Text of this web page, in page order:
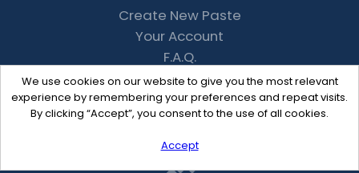
We use cookies on our website to give you the most relevant
experience by remembering your preferences and repeat visits.
By clicking “Accept”, you consent to the use of all cookies.
Accept
Create New Paste
Your Account
F.A.Q.
Recent
Contact